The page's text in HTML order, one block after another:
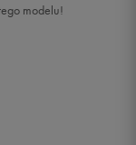
modelu!